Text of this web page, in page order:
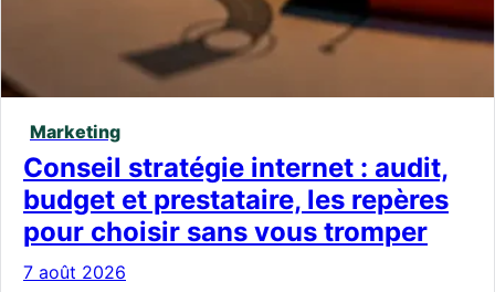
Marketing
Conseil stratégie internet : audit,
budget et prestataire, les repères
pour choisir sans vous tromper
7 août 2026